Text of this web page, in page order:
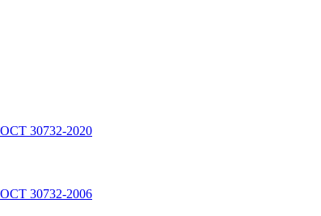
30732-2020
30732-2006